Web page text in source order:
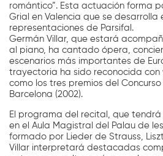
romántico”. Esta actuación forma
Grial en Valencia que se desarrolla
representaciones de Parsifal.
Germán Villar, que estará
al piano, ha cantado ópera,
escenarios más importantes de
trayectoria ha sido reconocida con
como los tres premios del
Barcelona (2002).
El programa del recital, que
en el Aula Magistral del Palau de
formado por Lieder de Strauss,
Villar interpretará destacadas